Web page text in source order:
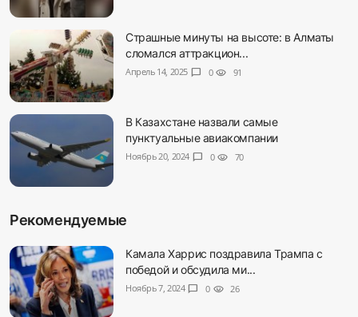
Страшные минуты на высоте: в Алматы
сломался аттракцион...
Апрель 14, 2025 chat_bubble 0 visibility 91
В Казахстане назвали самые
пунктуальные авиакомпании
Ноябрь 20, 2024 chat_bubble 0 visibility 70
Рекомендуемые
Камала Харрис поздравила Трампа с
победой и обсудила ми...
Ноябрь 7, 2024 chat_bubble 0 visibility 26